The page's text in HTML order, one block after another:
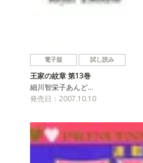
電子版 試し読み
王家の紋章 第13巻
細川智栄子あんど…
発売日：2007.10.10